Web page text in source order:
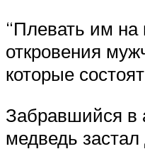
“Плевать им
откровения
которые
Забравшийся в
медведь